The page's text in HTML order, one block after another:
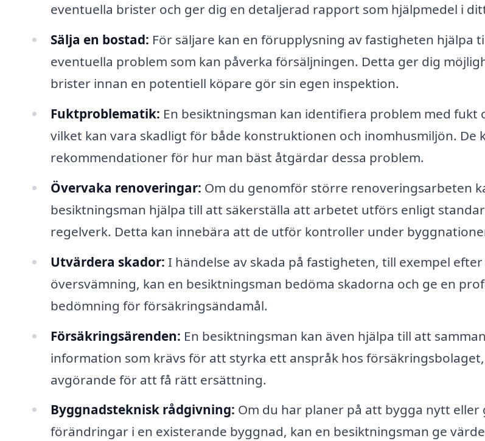
eventuella brister och ger dig en detaljerad rapport som hjälpmedel i
Sälja en bostad: För säljare kan en förupplysning av fastigheten hjälpa
eventuella problem som kan påverka försäljningen. Detta ger dig
brister innan en potentiell köpare gör sin egen inspektion.
Fuktproblematik: En besiktningsman kan identifiera problem med fukt
vilket kan vara skadligt för både konstruktionen och inomhusmiljön. De
rekommendationer för hur man bäst åtgärdar dessa problem.
Övervaka renoveringar: Om du genomför större renoveringsarbeten
besiktningsman hjälpa till att säkerställa att arbetet utförs enligt
regelverk. Detta kan innebära att de utför kontroller under
Utvärdera skador: I händelse av skada på fastigheten, till exempel
översvämning, kan en besiktningsman bedöma skadorna och ge en
bedömning för försäkringsändamål.
Försäkringsärenden: En besiktningsman kan även hjälpa till att
information som krävs för att styrka ett anspråk hos
avgörande för att få rätt ersättning.
Byggnadsteknisk rådgivning: Om du har planer på att bygga nytt
förändringar i en existerande byggnad, kan en besiktningsman ge